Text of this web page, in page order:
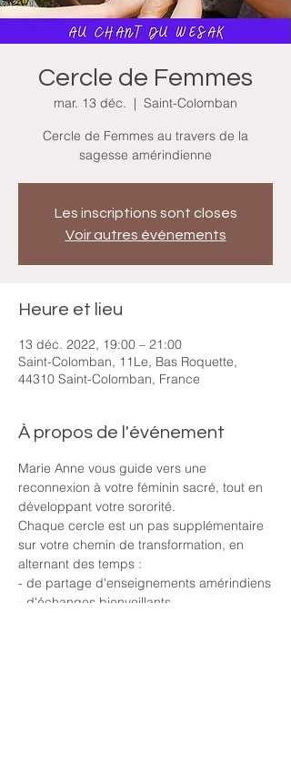
Cercle de Femmes
mar. 13 déc.
  |
Saint-Colomban
Cercle de Femmes au travers de la
sagesse amérindienne
Les inscriptions sont closes
Voir autres événements
Heure et lieu
13 déc. 2022, 19:00 – 21:00
Saint-Colomban, 11Le, Bas Roquette,
44310 Saint-Colomban, France
À propos de l'événement
Marie Anne vous guide vers une
reconnexion à votre féminin sacré, tout en
développant votre sororité.
Chaque cercle est un pas supplémentaire
sur votre chemin de transformation, en
alternant des temps :
- de partage d'enseignements amérindiens
- d'échanges bienveillants